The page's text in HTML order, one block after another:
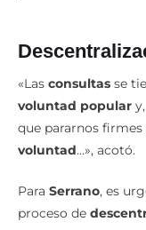
«Lasconsultasse
voluntad populary,
que pararnos
voluntad…», acotó.
proceso de
pues hay